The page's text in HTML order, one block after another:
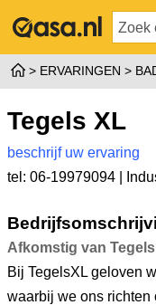
ERVARINGEN
Tegels XL
beschrijf uw ervaring
tel: 06-19979094 |
Afkomstig van
Bij TegelsXL geloven
waarbij we ons richten